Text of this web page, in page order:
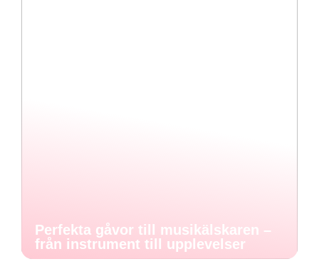
Perfekta gåvor till musikälskaren –
från instrument till upplevelser